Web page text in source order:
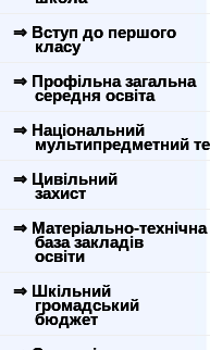
⇒ Вступ до першого
класу
⇒ Профільна загальна
середня освіта
⇒ Національний
мультипредметний
⇒ Цивільний
захист
⇒ Матеріально-технічна
база закладів
освіти
⇒ Шкільний
громадський
бюджет